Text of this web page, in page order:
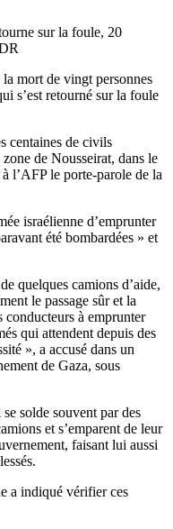
sur la foule, 20
mort de vingt personnes
s’est retourné sur la foule
centaines de civils
de Nousseirat, dans le
l’AFP le porte-parole de la
israélienne d’emprunter
été bombardées » et
quelques camions d’aide,
le passage sûr et la
à emprunter
qui attendent depuis des
», a accusé dans un
de Gaza, sous
solde souvent par des
et s’emparent de leur
faisant lui aussi
a indiqué vérifier ces